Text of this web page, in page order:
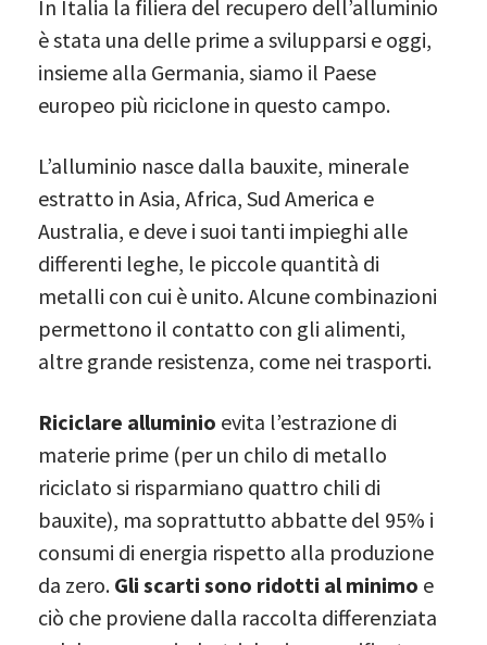
In Italia la filiera del recupero dell’alluminio
è stata una delle prime a svilupparsi e oggi,
insieme alla Germania, siamo il Paese
europeo più riciclone in questo campo.
L’alluminio nasce dalla bauxite, minerale
estratto in Asia, Africa, Sud America e
Australia, e deve i suoi tanti impieghi alle
differenti leghe, le piccole quantità di
metalli con cui è unito. Alcune combinazioni
permettono il contatto con gli alimenti,
altre grande resistenza, come nei trasporti.
Riciclare alluminio evita l’estrazione di
materie prime (per un chilo di metallo
riciclato si risparmiano quattro chili di
bauxite), ma soprattutto abbatte del 95% i
consumi di energia rispetto alla produzione
da zero. Gli scarti sono ridotti al minimo e
ciò che proviene dalla raccolta differenziata